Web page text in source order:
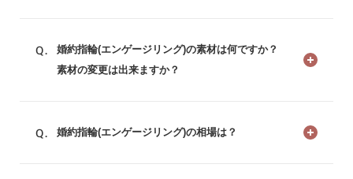
婚約指輪(エンゲージリング)の素材は何ですか？
素材の変更は出来ますか？
婚約指輪(エンゲージリング)の相場は？